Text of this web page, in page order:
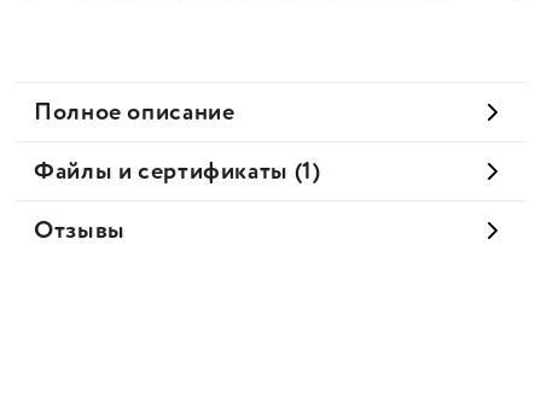
Полное описание
Файлы и сертификаты (1)
Отзывы